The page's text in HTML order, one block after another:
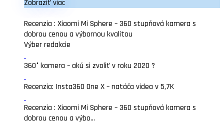
Zobraziť viac
Recenzia : Xiaomi Mi Sphere – 360 stupňová kamera s
dobrou cenou a výbornou kvalitou
Výber redakcie
360° kamera – akú si zvoliť v roku 2020 ?
Recenzia: Insta360 One X – natáča videa v 5,7K
Recenzia : Xiaomi Mi Sphere – 360 stupňová kamera s
dobrou cenou a výbo...